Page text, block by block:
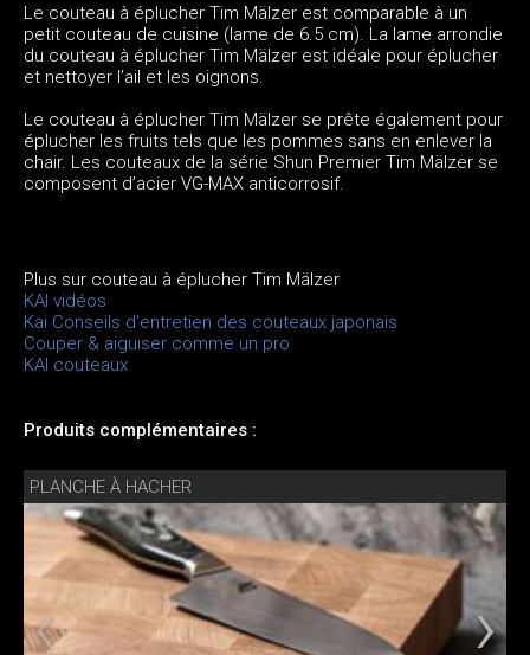
Le couteau à éplucher Tim Mälzer est comparable à un
petit couteau de cuisine (lame de 6.5 cm). La lame arrondie
du couteau à éplucher Tim Mälzer est idéale pour éplucher
et nettoyer l’ail et les oignons.
Le couteau à éplucher Tim Mälzer se prête également pour
éplucher les fruits tels que les pommes sans en enlever la
chair. Les couteaux de la série Shun Premier Tim Mälzer se
composent d’acier VG-MAX anticorrosif.
Plus sur couteau à éplucher Tim Mälzer
KAI vidéos
Kai Conseils d'entretien des couteaux japonais
Couper & aiguiser comme un pro
KAI couteaux
Produits complémentaires :
PLANCHE À HACHER